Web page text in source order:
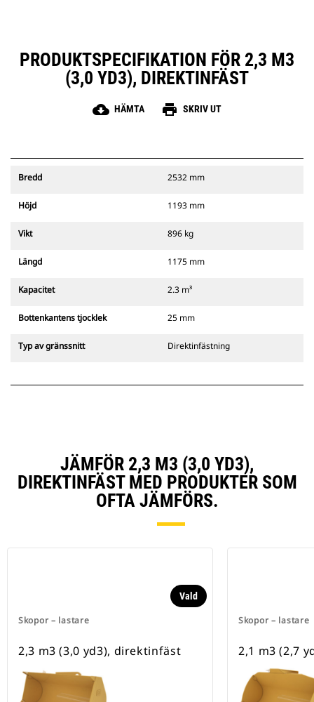
PRODUKTSPECIFIKATION FÖR 2,3 M3
(3,0 YD3), DIREKTINFÄST
cloud_download HÄMTA print SKRIV UT
Bredd 2532 mm
Höjd 1193 mm
Vikt 896 kg
Längd 1175 mm
Kapacitet 2.3 m³
Bottenkantens tjocklek 25 mm
Typ av gränssnitt Direktinfästning
JÄMFÖR 2,3 M3 (3,0 YD3),
DIREKTINFÄST MED PRODUKTER SOM
OFTA JÄMFÖRS.
Skopor – lastare
Vald
2,3 m3 (3,0 yd3), direktinfäst
Skopor – lastare
2,1 m3 (2,7